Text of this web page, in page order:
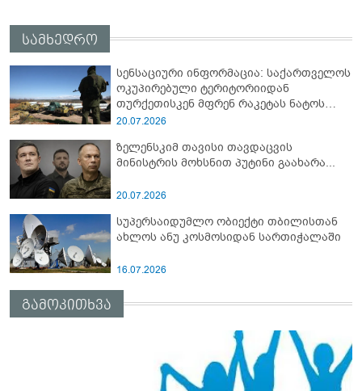
სამხედრო
სენსაციური ინფორმაცია: საქართველოს
ოკუპირებული ტერიტორიიდან
თურქეთისკენ მფრენ რაკეტას ნატოს
სამიტი კინაღამ ჩაუშლია
20.07.2026
ზელენსკიმ თავისი თავდაცვის
მინისტრის მოხსნით პუტინი გაახარა...
20.07.2026
სუპერსაიდუმლო ობიექტი თბილისთან
ახლოს ანუ კოსმოსიდან სართიჭალაში
16.07.2026
გამოკითხვა